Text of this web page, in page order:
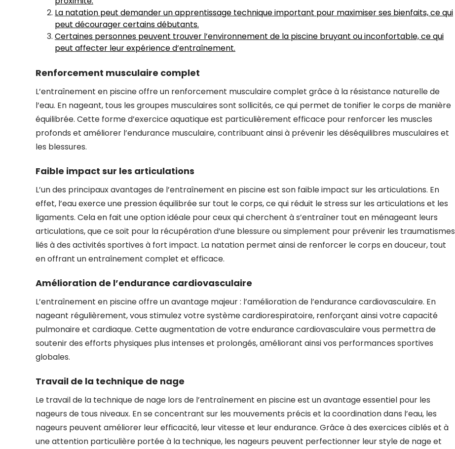
La natation peut demander un apprentissage technique important pour maximiser ses bienfaits, ce qui
peut décourager certains débutants.
Certaines personnes peuvent trouver l’environnement de la piscine bruyant ou inconfortable, ce qui
peut affecter leur expérience d’entraînement.
Renforcement musculaire complet
L’entraînement en piscine offre un renforcement musculaire complet grâce à la résistance naturelle de
l’eau. En nageant, tous les groupes musculaires sont sollicités, ce qui permet de tonifier le corps de manière
équilibrée. Cette forme d’exercice aquatique est particulièrement efficace pour renforcer les muscles
profonds et améliorer l’endurance musculaire, contribuant ainsi à prévenir les déséquilibres musculaires et
les blessures.
Faible impact sur les articulations
L’un des principaux avantages de l’entraînement en piscine est son faible impact sur les articulations. En
effet, l’eau exerce une pression équilibrée sur tout le corps, ce qui réduit le stress sur les articulations et les
ligaments. Cela en fait une option idéale pour ceux qui cherchent à s’entraîner tout en ménageant leurs
articulations, que ce soit pour la récupération d’une blessure ou simplement pour prévenir les traumatismes
liés à des activités sportives à fort impact. La natation permet ainsi de renforcer le corps en douceur, tout
en offrant un entraînement complet et efficace.
Amélioration de l’endurance cardiovasculaire
L’entraînement en piscine offre un avantage majeur : l’amélioration de l’endurance cardiovasculaire. En
nageant régulièrement, vous stimulez votre système cardiorespiratoire, renforçant ainsi votre capacité
pulmonaire et cardiaque. Cette augmentation de votre endurance cardiovasculaire vous permettra de
soutenir des efforts physiques plus intenses et prolongés, améliorant ainsi vos performances sportives
globales.
Travail de la technique de nage
Le travail de la technique de nage lors de l’entraînement en piscine est un avantage essentiel pour les
nageurs de tous niveaux. En se concentrant sur les mouvements précis et la coordination dans l’eau, les
nageurs peuvent améliorer leur efficacité, leur vitesse et leur endurance. Grâce à des exercices ciblés et à
une attention particulière portée à la technique, les nageurs peuvent perfectionner leur style de nage et